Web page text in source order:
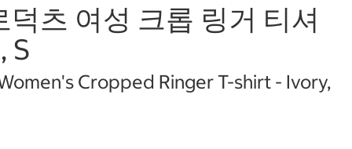
츠 여성 크롭 링거 티셔
S
Cropped Ringer T-shirt - Ivory,